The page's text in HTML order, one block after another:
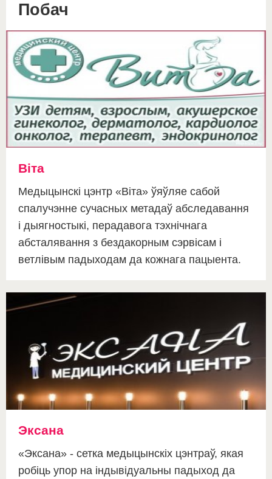
Побач
Віта
Медыцынскі цэнтр «Віта» ўяўляе сабой
спалучэнне сучасных метадаў абследавання
і дыягностыкі, перадавога тэхнічнага
абсталявання з бездакорным сэрвісам і
ветлівым падыходам да кожнага пацыента.
Эксана
«Эксана» - сетка медыцынскіх цэнтраў, якая
робіць упор на індывідуальны падыход да